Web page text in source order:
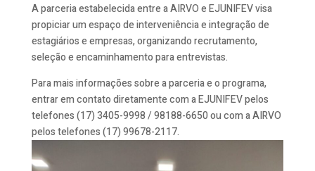
A parceria estabelecida entre a AIRVO e EJUNIFEV visa
propiciar um espaço de interveniência e integração de
estagiários e empresas, organizando recrutamento,
seleção e encaminhamento para entrevistas.
Para mais informações sobre a parceria e o programa,
entrar em contato diretamente com a EJUNIFEV pelos
telefones (17) 3405-9998 / 98188-6650 ou com a AIRVO
pelos telefones (17) 99678-2117.